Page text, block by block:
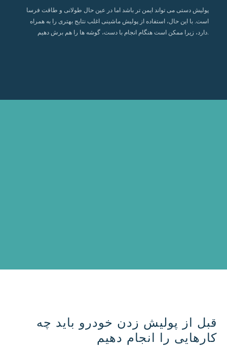
پولیش دستی می تواند ایمن تر باشد اما در عین حال طولانی و طاقت فرسا
است. با این حال، استفاده از پولیش ماشینی اغلب نتایج بهتری را به همراه
دارد، زیرا ممکن استهنگام انجام با دست، گوشه ها را هم برش دهیم.
قبل از پولیش زدن خودرو باید چه
کارهایی را انجام دهیم